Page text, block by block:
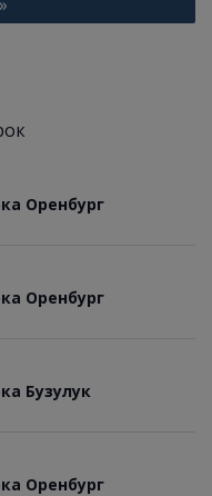
Оренбург
Оренбург
Бузулук
Оренбург